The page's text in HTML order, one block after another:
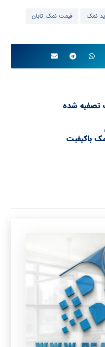
نمک قیمت نمک تابان
تصفیه شده
باکیفیت